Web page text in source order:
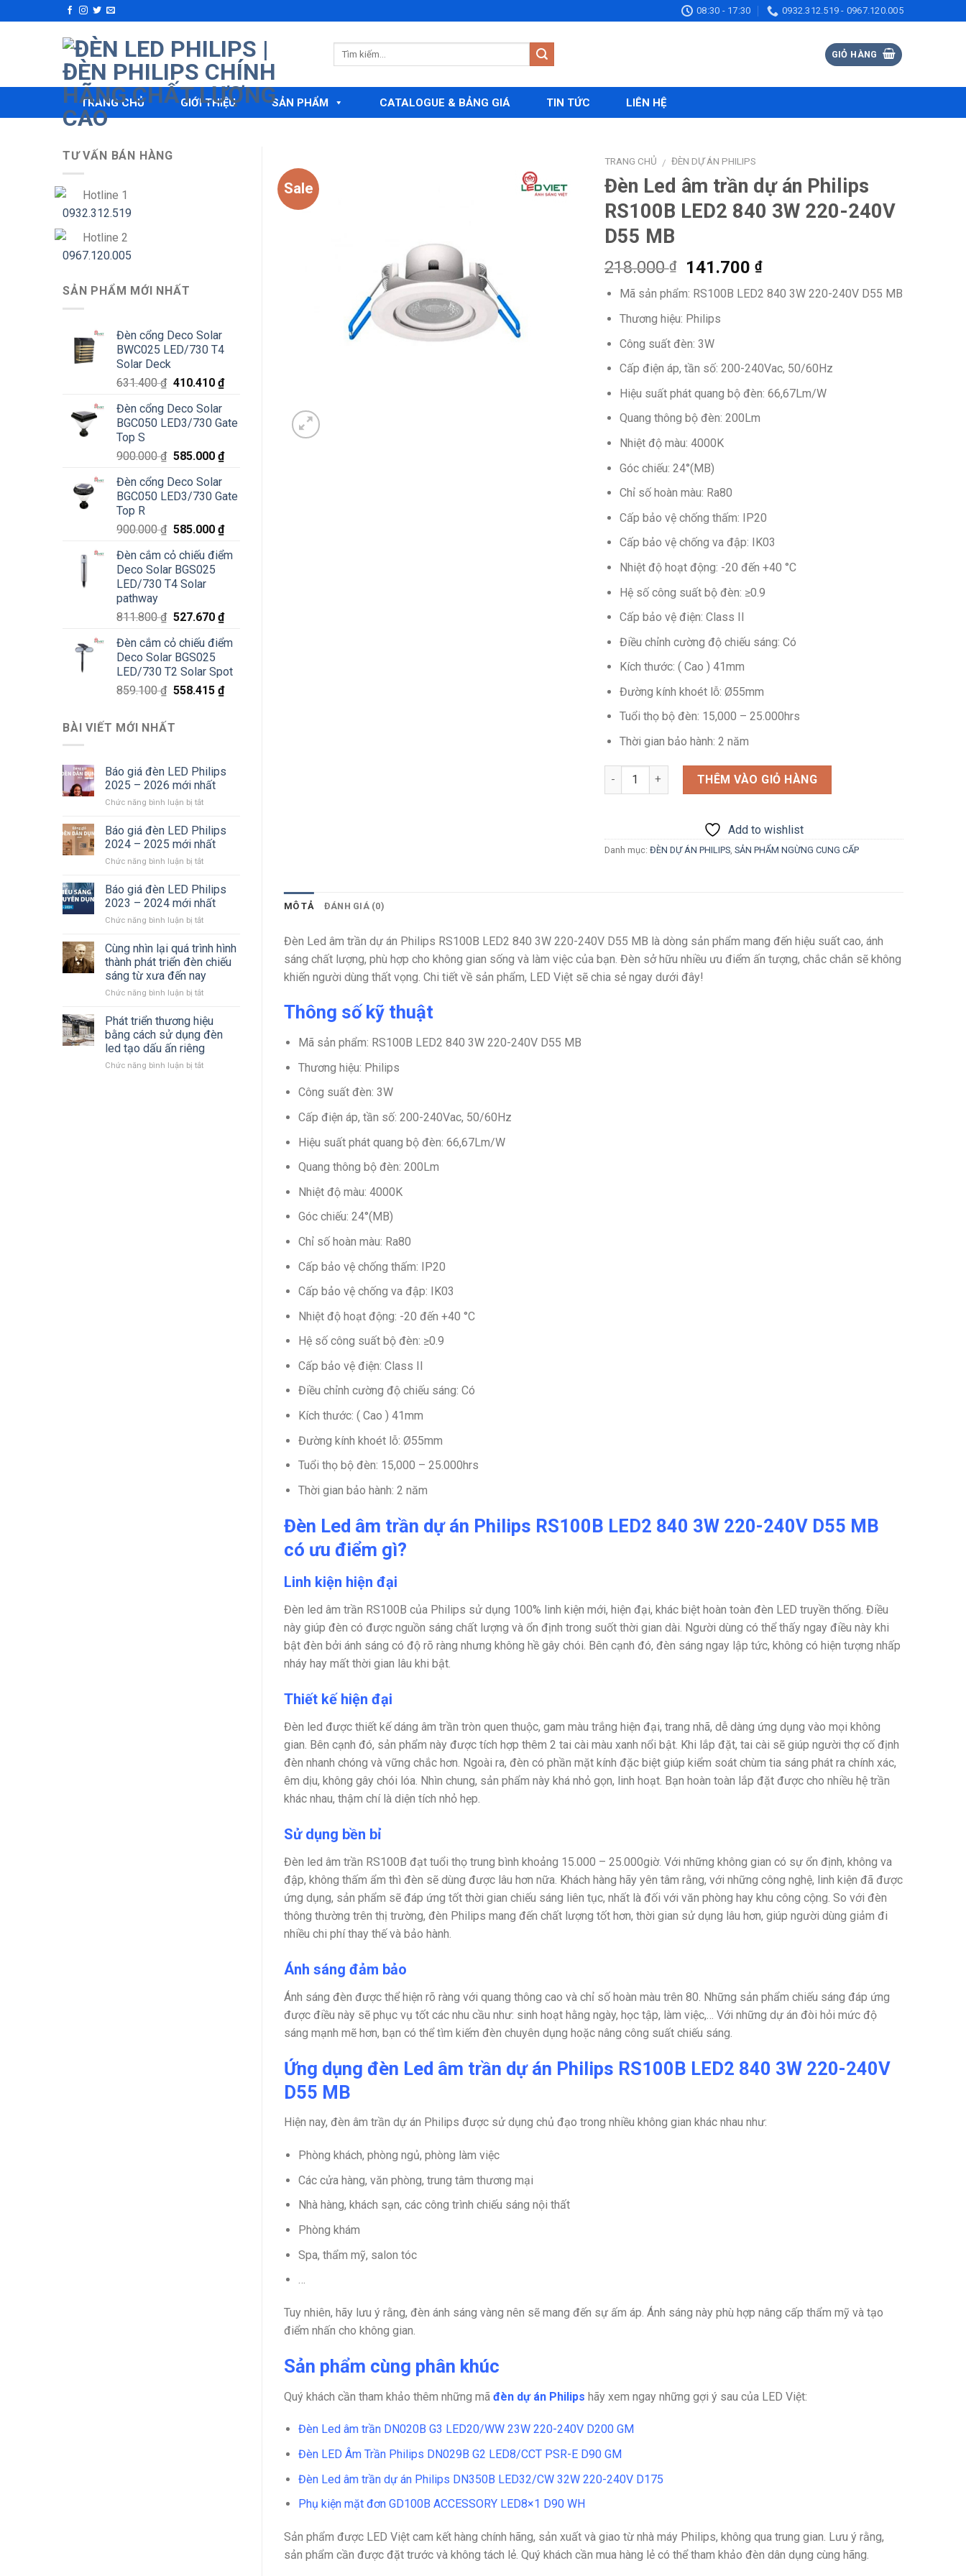
to
08:30 - 17:30 0932.312.519 - 0967.120.005
GIỎ HÀNG
TRANG CHỦ GIỚI THIỆU SẢN PHẨM CATALOGUE & BẢNG GIÁ TIN TỨC LIÊN HỆ
Sale
TRANG CHỦ / ĐÈN DỰ ÁN PHILIPS
Đèn Led âm trần dự án Philips
RS100B LED2 840 3W 220-240V
D55 MB
218.000₫
Giá
gốc
là:
218.000 ₫.
141.700 ₫Giá
hiện
tại
Mã sản phẩm: RS100B LED2 840 3W 220-240V D55 MB
Thương hiệu: Philips
Công suất đèn: 3W
Cấp điện áp, tần số: 200-240Vac, 50/60Hz
Hiệu suất phát quang bộ đèn: 66,67Lm/W
Quang thông bộ đèn: 200Lm
Nhiệt độ màu: 4000K
Góc chiếu: 24°(MB)
Chỉ số hoàn màu: Ra80
Cấp bảo vệ chống thấm: IP20
Cấp bảo vệ chống va đập: IK03
Nhiệt độ hoạt động: -20 đến +40 °C
Hệ số công suất bộ đèn: ≥0.9
Cấp bảo vệ điện: Class II
Điều chỉnh cường độ chiếu sáng: Có
Kích thước: ( Cao ) 41mm
Đường kính khoét lỗ: Ø55mm
Tuổi thọ bộ đèn: 15,000 – 25.000hrs
Thời gian bảo hành: 2 năm
Số lượng THÊM VÀO GIỎ HÀNG
Add to wishlist
Danh mục: ĐÈN DỰ ÁN PHILIPS, SẢN PHẨM NGỪNG CUNG CẤP
MÔ TẢ ĐÁNH GIÁ (0)
Đèn Led âm trần dự án Philips RS100B LED2 840 3W 220-240V D55 MB là dòng sản phẩm mang đến hiệu suất cao, ánh
sáng chất lượng, phù hợp cho không gian sống và làm việc của bạn. Đèn sở hữu nhiều ưu điểm ấn tượng, chắc chắn sẽ không
khiến người dùng thất vọng. Chi tiết về sản phẩm, LED Việt sẽ chia sẻ ngay dưới đây!
Thông số kỹ thuật
Mã sản phẩm: RS100B LED2 840 3W 220-240V D55 MB
Thương hiệu: Philips
Công suất đèn: 3W
Cấp điện áp, tần số: 200-240Vac, 50/60Hz
Hiệu suất phát quang bộ đèn: 66,67Lm/W
Quang thông bộ đèn: 200Lm
Nhiệt độ màu: 4000K
Góc chiếu: 24°(MB)
Chỉ số hoàn màu: Ra80
Cấp bảo vệ chống thấm: IP20
Cấp bảo vệ chống va đập: IK03
Nhiệt độ hoạt động: -20 đến +40 °C
Hệ số công suất bộ đèn: ≥0.9
Cấp bảo vệ điện: Class II
Điều chỉnh cường độ chiếu sáng: Có
Kích thước: ( Cao ) 41mm
Đường kính khoét lỗ: Ø55mm
Tuổi thọ bộ đèn: 15,000 – 25.000hrs
Thời gian bảo hành: 2 năm
Đèn Led âm trần dự án Philips RS100B LED2 840 3W 220-240V D55 MB
có ưu điểm gì?
Linh kiện hiện đại
Đèn led âm trần RS100B của Philips sử dụng 100% linh kiện mới, hiện đại, khác biệt hoàn toàn đèn LED truyền thống. Điều
này giúp đèn có được nguồn sáng chất lượng và ổn định trong suốt thời gian dài. Người dùng có thể thấy ngay điều này khi
bật đèn bởi ánh sáng có độ rõ ràng nhưng không hề gây chói. Bên cạnh đó, đèn sáng ngay lập tức, không có hiện tượng nhấp
nháy hay mất thời gian lâu khi bật.
Thiết kế hiện đại
Đèn led được thiết kế dáng âm trần tròn quen thuộc, gam màu trắng hiện đại, trang nhã, dễ dàng ứng dụng vào mọi không
gian. Bên cạnh đó, sản phẩm này được tích hợp thêm 2 tai cài màu xanh nổi bật. Khi lắp đặt, tai cài sẽ giúp người thợ cố định
đèn nhanh chóng và vững chắc hơn. Ngoài ra, đèn có phần mặt kính đặc biệt giúp kiểm soát chùm tia sáng phát ra chính xác,
êm dịu, không gây chói lóa. Nhìn chung, sản phẩm này khá nhỏ gọn, linh hoạt. Bạn hoàn toàn lắp đặt được cho nhiều hệ trần
khác nhau, thậm chí là diện tích nhỏ hẹp.
Sử dụng bền bỉ
Đèn led âm trần RS100B đạt tuổi thọ trung bình khoảng 15.000 – 25.000giờ. Với những không gian có sự ổn định, không va
đập, không thấm ẩm thì đèn sẽ dùng được lâu hơn nữa. Khách hàng hãy yên tâm rằng, với những công nghệ, linh kiện đã được
ứng dụng, sản phẩm sẽ đáp ứng tốt thời gian chiếu sáng liên tục, nhất là đối với văn phòng hay khu công cộng. So với đèn
thông thường trên thị trường, đèn Philips mang đến chất lượng tốt hơn, thời gian sử dụng lâu hơn, giúp người dùng giảm đi
nhiều chi phí thay thế và bảo hành.
Ánh sáng đảm bảo
Ánh sáng đèn được thể hiện rõ ràng với quang thông cao và chỉ số hoàn màu trên 80. Những sản phẩm chiếu sáng đáp ứng
được điều này sẽ phục vụ tốt các nhu cầu như: sinh hoạt hằng ngày, học tập, làm việc,… Với những dự án đòi hỏi mức độ
sáng mạnh mẽ hơn, bạn có thể tìm kiếm đèn chuyên dụng hoặc nâng công suất chiếu sáng.
Ứng dụng đèn Led âm trần dự án Philips RS100B LED2 840 3W 220-240V
D55 MB
Hiện nay, đèn âm trần dự án Philips được sử dụng chủ đạo trong nhiều không gian khác nhau như:
Phòng khách, phòng ngủ, phòng làm việc
Các cửa hàng, văn phòng, trung tâm thương mại
Nhà hàng, khách sạn, các công trình chiếu sáng nội thất
Phòng khám
Spa, thẩm mỹ, salon tóc
…
Tuy nhiên, hãy lưu ý rằng, đèn ánh sáng vàng nên sẽ mang đến sự ấm áp. Ánh sáng này phù hợp nâng cấp thẩm mỹ và tạo
điểm nhấn cho không gian.
Sản phẩm cùng phân khúc
Quý khách cần tham khảo thêm những mã đèn dự án Philips hãy xem ngay những gợi ý sau của LED Việt:
Đèn Led âm trần DN020B G3 LED20/WW 23W 220-240V D200 GM
Đèn LED Âm Trần Philips DN029B G2 LED8/CCT PSR-E D90 GM
Đèn Led âm trần dự án Philips DN350B LED32/CW 32W 220-240V D175
Phụ kiện mặt đơn GD100B ACCESSORY LED8×1 D90 WH
Sản phẩm được LED Việt cam kết hàng chính hãng, sản xuất và giao từ nhà máy Philips, không qua trung gian. Lưu ý rằng,
sản phẩm cần được đặt trước và không tách lẻ. Quý khách cần mua hàng lẻ có thể tham khảo đèn dân dụng cùng hãng.
TƯ VẤN BÁN HÀNG
Hotline 1
0932.312.519
Hotline 2
0967.120.005
SẢN PHẨM MỚI NHẤT
Đèn cổng Deco Solar
BWC025 LED/730 T4
Solar Deck
631.400₫ Giá
là:
631.400 ₫.
410.410 ₫Giá
là:
Đèn cổng Deco Solar
BGC050 LED3/730 Gate
Top S
900.000₫ Giá
là:
900.000 ₫.
585.000 ₫Giá
là:
Đèn cổng Deco Solar
BGC050 LED3/730 Gate
Top R
900.000₫ Giá
là:
900.000 ₫.
585.000 ₫Giá
tại
Đèn cắm cỏ chiếu điểm
Deco Solar BGS025
LED/730 T4 Solar
pathway
811.800₫ Giá
là:
811.800 ₫.
527.670 ₫Giá
tại
527.670 ₫.
Đèn cắm cỏ chiếu điểm
Deco Solar BGS025
LED/730 T2 Solar Spot
859.100₫ Giá
859.100 ₫.
558.415 ₫Giá
BÀI VIẾT MỚI NHẤT
Báo giá đèn LED Philips
2025 – 2026 mới nhất
Chức năng bình luận bị tắtở
giá
đèn
LED
Philips
–
2026
nhất
Báo giá đèn LED Philips
2024 – 2025 mới nhất
Chức năng bình luận bị tắtở
giá
đèn
LED
Philips
–
2025
nhất
Báo giá đèn LED Philips
2023 – 2024 mới nhất
Chức năng bình luận bị tắtở
giá
đèn
LED
Philips
2023
2024 mới
nhất
Cùng nhìn lại quá trình hình
thành phát triển đèn chiếu
sáng từ xưa đến nay
Chức năng bình luận bị tắtở
nhìn
lại
quá
trình
hình
Phát triển thương hiệu
bằng cách sử dụng đèn
led tạo dấu ấn riêng
Chức năng bình luận bị tắtở